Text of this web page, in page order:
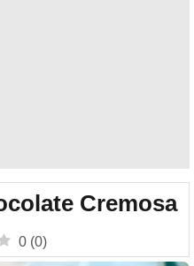
Cremosa
0 (0)